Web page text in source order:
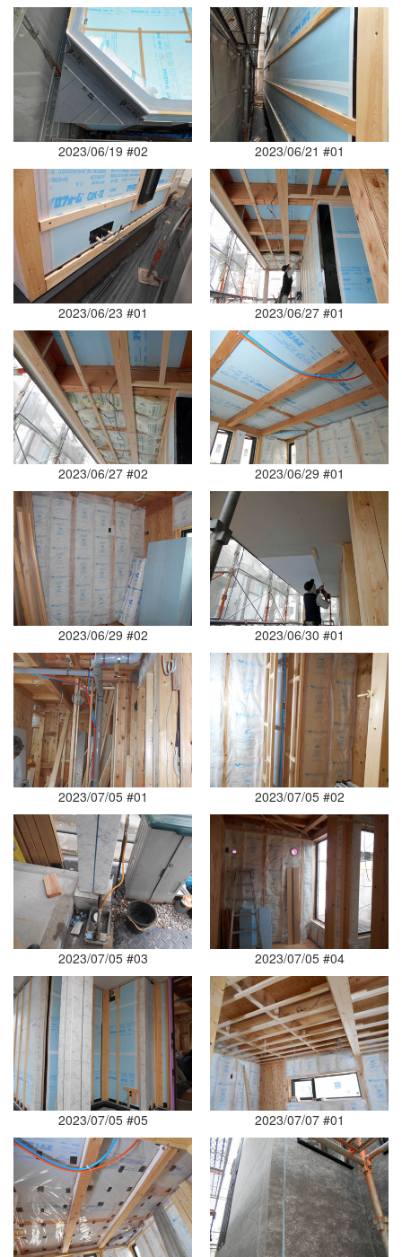
2023/06/19 #02 2023/06/21 #01
2023/06/23 #01 2023/06/27 #01
2023/06/27 #02 2023/06/29 #01
2023/06/29 #02 2023/06/30 #01
2023/07/05 #01 2023/07/05 #02
2023/07/05 #03 2023/07/05 #04
2023/07/05 #05 2023/07/07 #01